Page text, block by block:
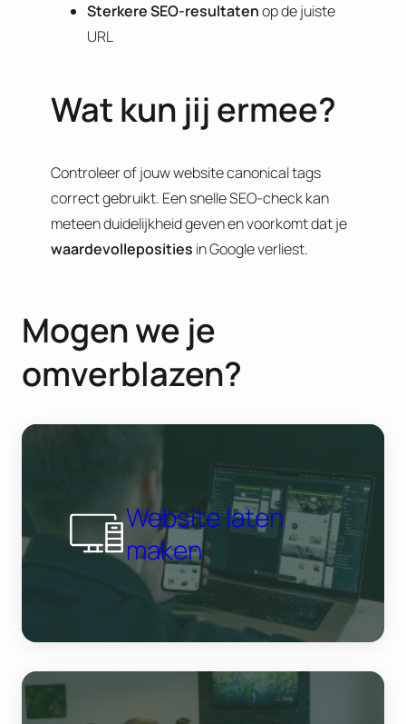
SterkereSEO-resultatenop de juiste
URL
Wat kun jij ermee?
Controleer of jouw website canonical tags
correct gebruikt. Een snelle SEO-check kan
meteen duidelijkheid geven en voorkomt dat je
waardevolleposities in Google verliest.
Mogen we je
omverblazen?
Website laten
maken